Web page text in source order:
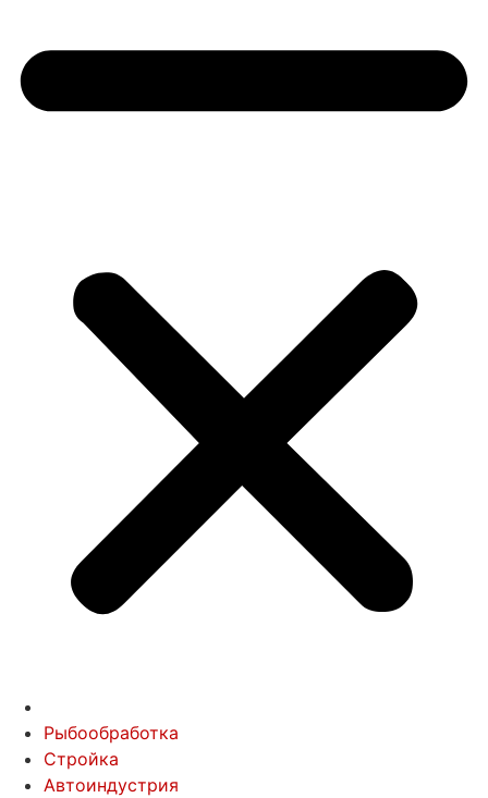
Рыбообработка
Стройка
Автоиндустрия